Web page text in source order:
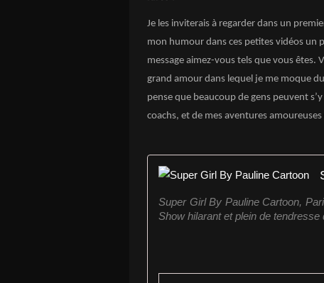
Je les inviterais à regarder dans un
mon humour dans ces petites vidéos un
message aimez-vous tels que vous êtes.
grand amour dans lequel je me moque
pense que beaucoup de gens peuvent
coachs, et de mes aventures
Super Girl By Pauline Cartoon,
Show hilarant et plein de